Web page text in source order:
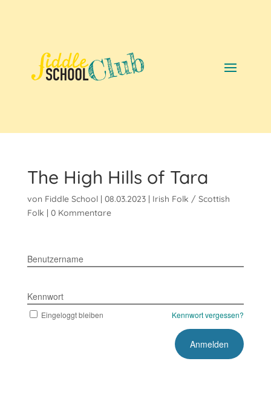
The High Hills of Tara
von Fiddle School| 08.03.2023| Irish Folk / Scottish
Folk | 0 Kommentare
Benutzername
Kennwort
Eingeloggt bleiben Kennwort vergessen?